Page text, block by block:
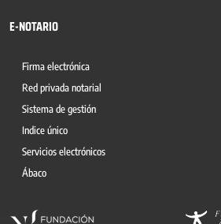
E-NOTARIO
Firma electrónica
Red privada notarial
Sistema de gestión
Indice único
Servicios electrónicos
Ábaco